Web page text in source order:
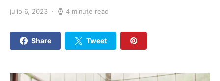
julio 6, 2023 4 minute read
Share Tweet